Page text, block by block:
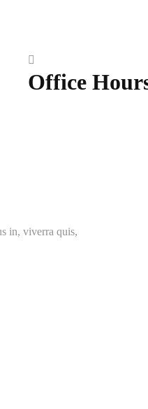
Office
in, viverra quis,